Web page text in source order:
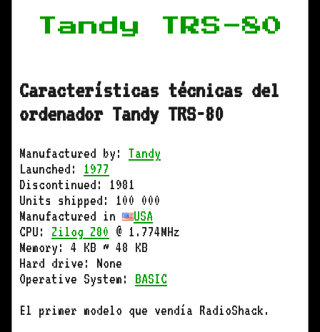
Tandy TRS-80
Características técnicas del
ordenador Tandy TRS-80
Manufactured by: Tandy
Launched: 1977
Discontinued: 1981
Units shipped: 100 000
Manufactured in
USA
CPU: Zilog Z80 @ 1.774MHz
Memory: 4 KB ~ 48 KB
Hard drive: None
Operative System: BASIC
El primer modelo que vendía RadioShack.